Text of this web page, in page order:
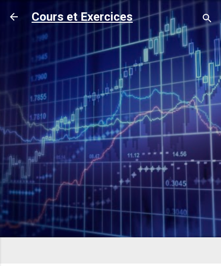
Accéder au contenu principal
Cours et Exercices